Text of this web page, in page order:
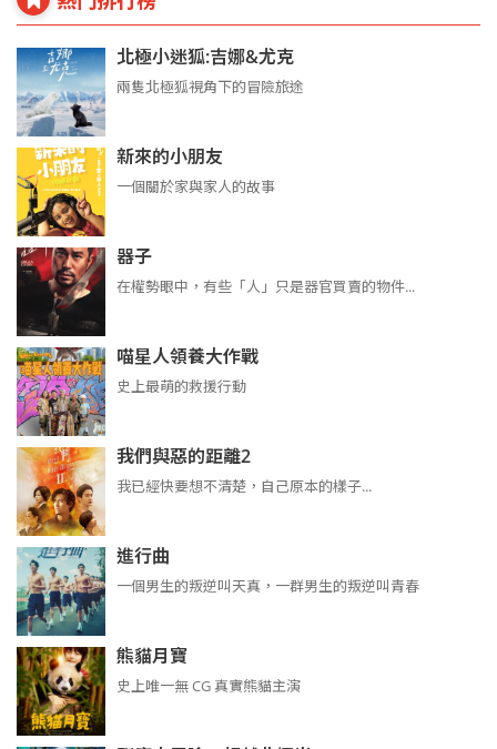
北極小迷狐:吉娜&尤克
兩隻北極狐視角下的冒險旅途
新來的小朋友
一個關於家與家人的故事
器子
在權勢眼中，有些「人」只是器官買賣的物件...
喵星人領養大作戰
史上最萌的救援行動
我們與惡的距離2
我已經快要想不清楚，自己原本的樣子...
進行曲
​​​一個男生的叛逆叫天真，一群男生的叛逆叫青春
熊貓月寶
史上唯一無 CG 真實熊貓主演